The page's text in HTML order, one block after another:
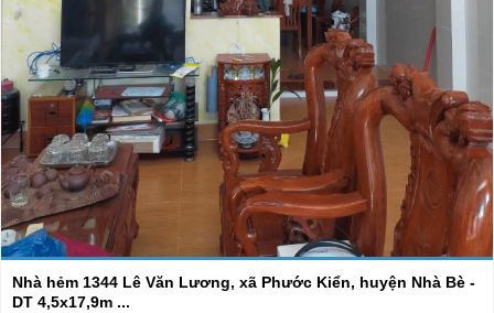
Nhà hẻm 1344 Lê Văn Lương, xã Phước Kiển, huyện Nhà Bè -
DT 4,5x17,9m ...